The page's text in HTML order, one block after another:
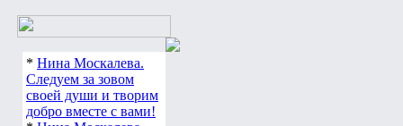
* Нина Москалева.
Следуем за зовом
своей души и творим
добро вместе с вами!